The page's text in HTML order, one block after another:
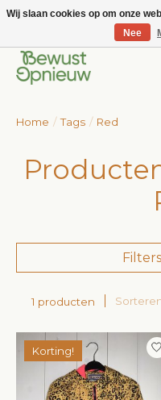
Wij bieden het grootste aanbod
Home / Tags / Red
1 producten
Korting!
Wij slaan cookies op om onze
Nee